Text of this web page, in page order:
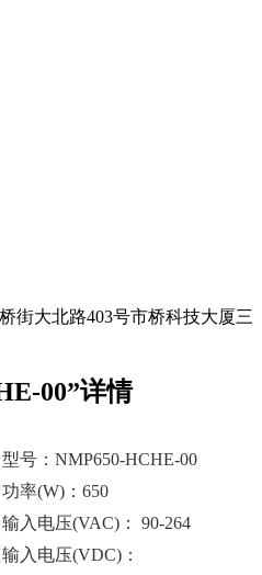
街大北路403号市桥科技大厦三
00”详情
型号：NMP650-HCHE-00
功率(W)：650
输入电压(VAC)： 90-264
输入电压(VDC)：